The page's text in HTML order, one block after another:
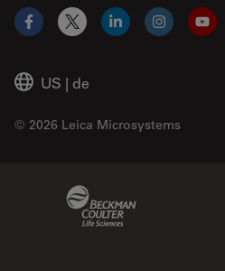
US | de
© 2026 Leica Microsystems
Facebook
X LinkedInInstagram